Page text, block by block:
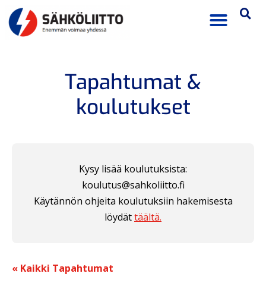
Tapahtumat &
koulutukset
Kysy lisää koulutuksista:
koulutus@sahkoliitto.fi
Käytännön ohjeita koulutuksiin hakemisesta
löydättäältä.
« Kaikki Tapahtumat